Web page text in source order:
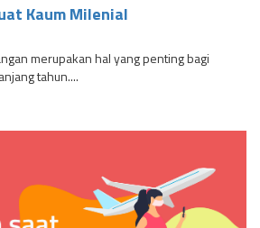
Kaum Milenial
merupakan hal yang penting bagi
tahun....